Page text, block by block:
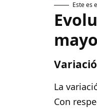
Este es
La
Con